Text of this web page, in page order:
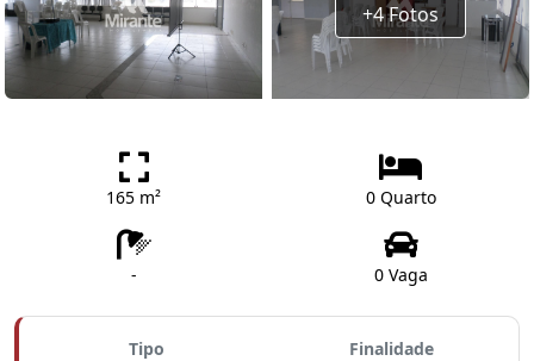
+4 Fotos
165 m² 0 Quarto
- 0 Vaga
Tipo Finalidade